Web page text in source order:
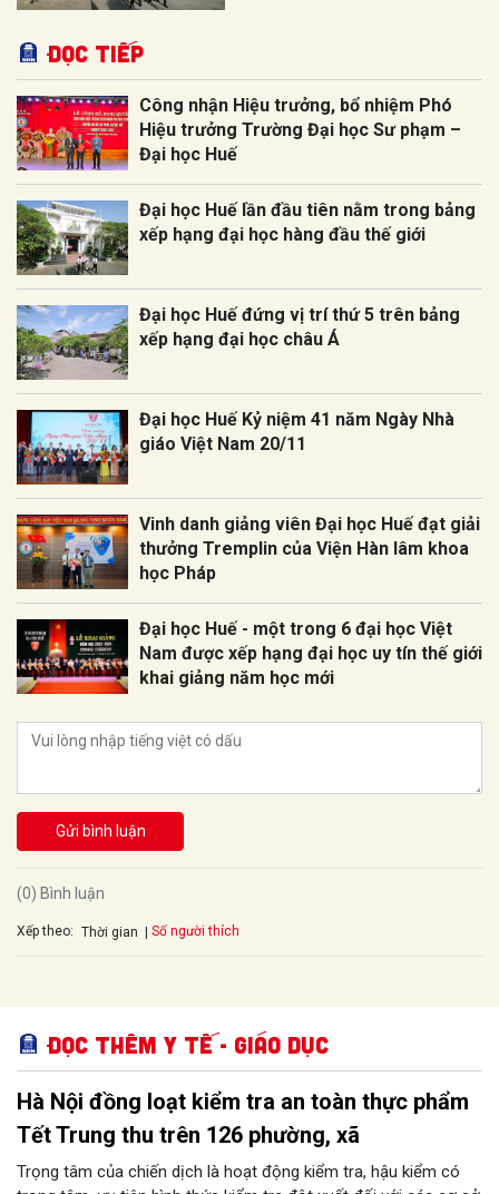
Đọc tiếp
Công nhận Hiệu trưởng, bổ nhiệm Phó
Hiệu trưởng Trường Đại học Sư phạm –
Đại học Huế
Đại học Huế lần đầu tiên nằm trong bảng
xếp hạng đại học hàng đầu thế giới
Đại học Huế đứng vị trí thứ 5 trên bảng
xếp hạng đại học châu Á
Đại học Huế Kỷ niệm 41 năm Ngày Nhà
giáo Việt Nam 20/11
Vinh danh giảng viên Đại học Huế đạt giải
thưởng Tremplin của Viện Hàn lâm khoa
học Pháp
Đại học Huế - một trong 6 đại học Việt
Nam được xếp hạng đại học uy tín thế giới
khai giảng năm học mới
Gửi bình luận
(0) Bình luận
Xếp theo: Thời gian Số người thích
Đọc thêm Y tế - Giáo dục
Hà Nội đồng loạt kiểm tra an toàn thực phẩm
Tết Trung thu trên 126 phường, xã
Trọng tâm của chiến dịch là hoạt động kiểm tra, hậu kiểm có